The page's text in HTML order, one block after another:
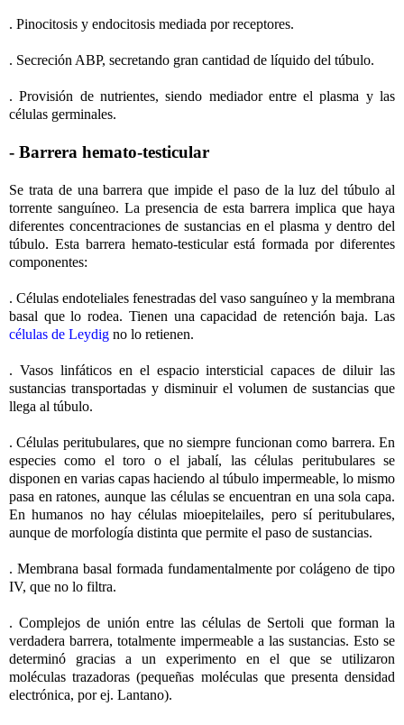
. Pinocitosis y endocitosis mediada por receptores.
. Secreción ABP, secretando gran cantidad de líquido del túbulo.
. Provisión de nutrientes, siendo mediador entre el plasma y las
células germinales.
- Barrera hemato-testicular
Se trata de una barrera que impide el paso de la luz del túbulo al
torrente sanguíneo. La presencia de esta barrera implica que haya
diferentes concentraciones de sustancias en el plasma y dentro del
túbulo. Esta barrera hemato-testicular está formada por diferentes
componentes:
. Células endoteliales fenestradas del vaso sanguíneo y la membrana
basal que lo rodea. Tienen una capacidad de retención baja. Las
células de Leydig no lo retienen.
. Vasos linfáticos en el espacio intersticial capaces de diluir las
sustancias transportadas y disminuir el volumen de sustancias que
llega al túbulo.
. Células peritubulares, que no siempre funcionan como barrera. En
especies como el toro o el jabalí, las células peritubulares se
disponen en varias capas haciendo al túbulo impermeable, lo mismo
pasa en ratones, aunque las células se encuentran en una sola capa.
En humanos no hay células mioepitelailes, pero sí peritubulares,
aunque de morfología distinta que permite el paso de sustancias.
. Membrana basal formada fundamentalmente por colágeno de tipo
IV, que no lo filtra.
. Complejos de unión entre las células de Sertoli que forman la
verdadera barrera, totalmente impermeable a las sustancias. Esto se
determinó gracias a un experimento en el que se utilizaron
moléculas trazadoras (pequeñas moléculas que presenta densidad
electrónica, por ej. Lantano).